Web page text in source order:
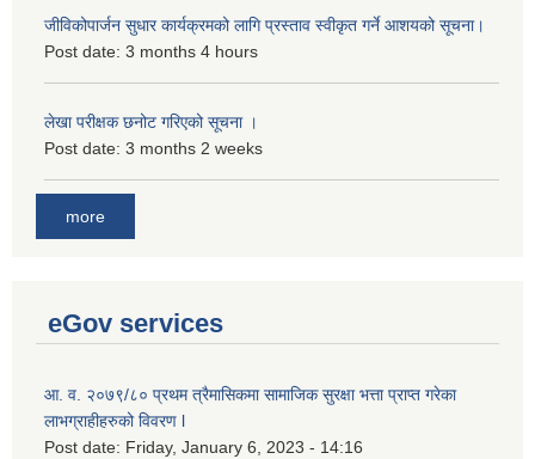
जीविकोपार्जन सुधार कार्यक्रमको लागि प्रस्ताव स्वीकृत गर्ने आशयको सूचना।
Post date: 3 months 4 hours
लेखा परीक्षक छनोट गरिएको सूचना ।
Post date: 3 months 2 weeks
more
eGov services
आ. व. २०७९/८० प्रथम त्रैमासिकमा सामाजिक सुरक्षा भत्ता प्राप्त गरेका
लाभग्राहीहरुको विवरण l
Post date: Friday, January 6, 2023 - 14:16